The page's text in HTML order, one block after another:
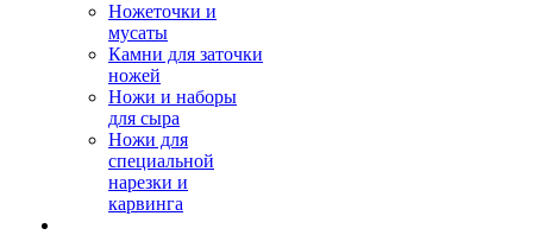
Ножеточки и
мусаты
Камни для заточки
ножей
Ножи и наборы
для сыра
Ножи для
специальной
нарезки и
карвинга